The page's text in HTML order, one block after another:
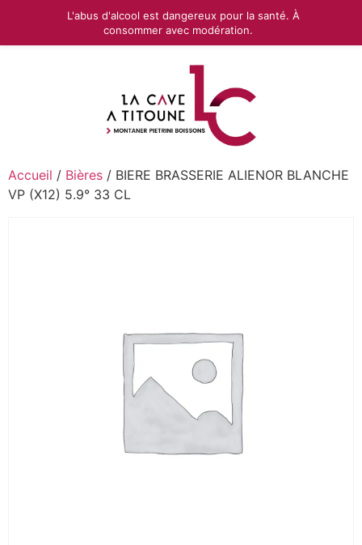
Accueil / Bières / BIERE BRASSERIE ALIENOR BLANCHE
VP (X12) 5.9° 33 CL
L'abus d'alcool est dangereux pour la santé. À
consommer avec modération.